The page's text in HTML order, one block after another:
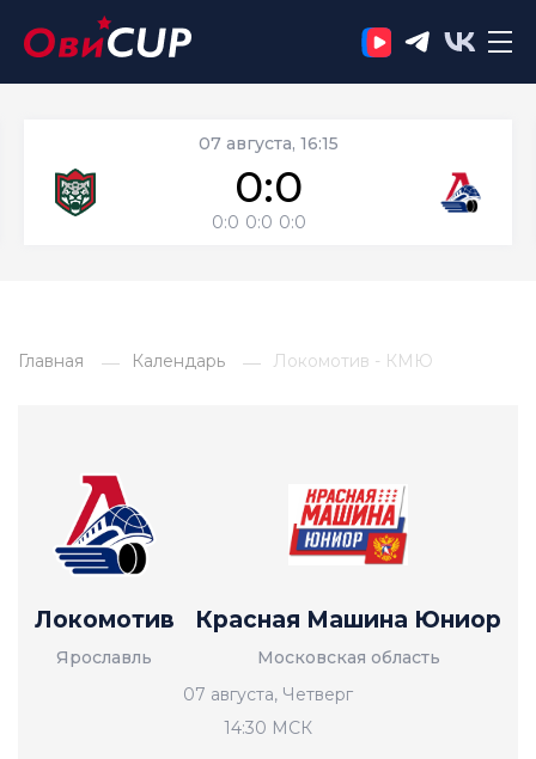
07 августа, 16:15
0:0
0:0 0:0 0:0
Главная Календарь Локомотив - КМЮ
Локомотив
Ярославль
07 августа, Четверг
14:30 МСК
Красная Машина Юниор
Московская область